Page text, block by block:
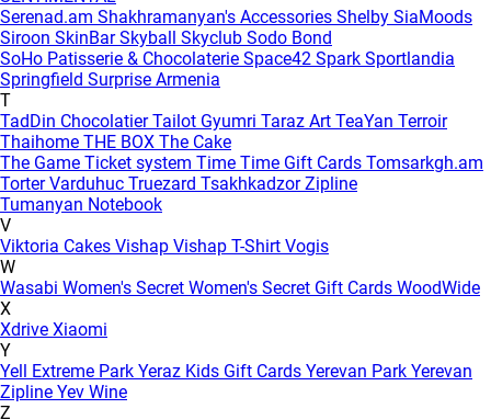
Serenad.am Shakhramanyan's Accessories Shelby SiaMoods
Siroon SkinBarSkyball Skyclub Sodo Bond
SoHo Patisserie & Chocolaterie Space42 Spark Sportlandia
Springfield Surprise Armenia
T
TadDin ChocolatierTailot Gyumri Taraz Art TeaYan Terroir
Thaihome THE BOX The Cake
The Game Ticket system Time Time Gift Cards Tomsarkgh.am
Torter Varduhuc Truezard Tsakhkadzor Zipline
Tumanyan Notebook
V
Viktoria Cakes Vishap Vishap T-Shirt Vogis
W
Wasabi Women's Secret Women's Secret Gift Cards WoodWide
X
Xdrive Xiaomi
Y
Yell Extreme Park Yeraz Kids Gift Cards Yerevan Park Yerevan
Zipline Yev Wine
Z